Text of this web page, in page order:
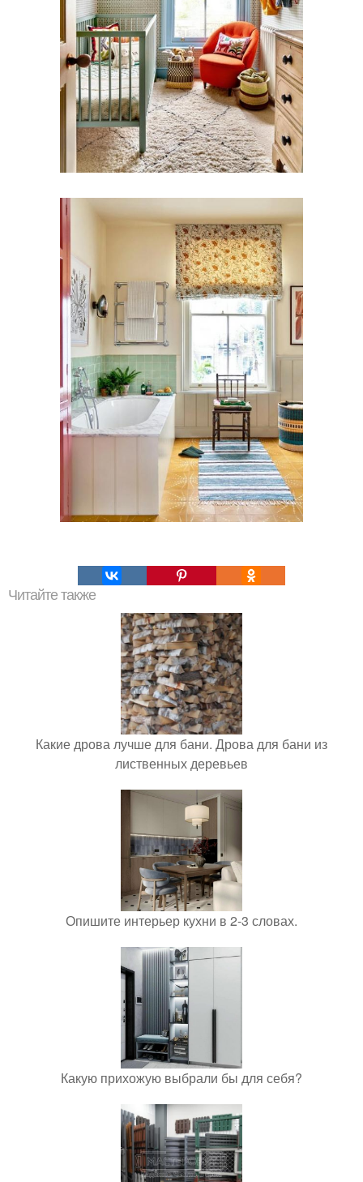
Читайте также
Какие дрова лучше для бани. Дрова для бани из
лиственных деревьев
Опишите интерьер кухни в 2-3 словах.
Какую прихожую выбрали бы для себя?